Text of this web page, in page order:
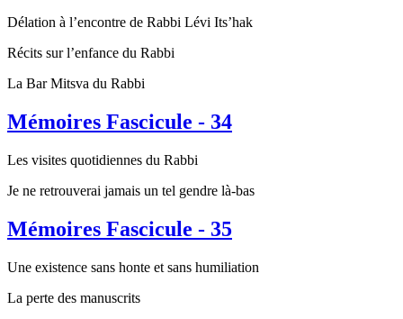
Délation à l’encontre de Rabbi Lévi Its’hak
Récits sur l’enfance du Rabbi
La Bar Mitsva du Rabbi
Mémoires Fascicule - 34
Les visites quotidiennes du Rabbi
Je ne retrouverai jamais un tel gendre là-bas
Mémoires Fascicule - 35
Une existence sans honte et sans humiliation
La perte des manuscrits